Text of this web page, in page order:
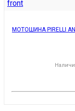
МОТОШИНА PIRELLI